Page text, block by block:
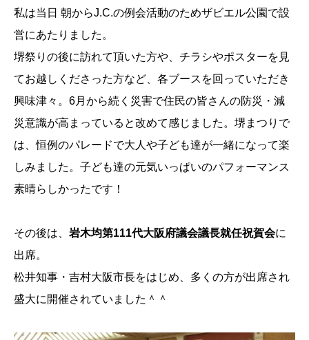
私は当日 朝からJ.C.の例会活動のためザビエル公園で設
営にあたりました。
堺祭りの後に訪れて頂いた方や、チラシやポスターを見
てお越しくださった方など、各ブースを回っていただき
興味津々。6月から続く災害で住民の皆さんの防災・減
災意識が高まっていると改めて感じました。堺まつりで
は、恒例のパレードで大人や子ども達が一緒になって楽
しみました。子ども達の元気いっぱいのパフォーマンス
素晴らしかったです！
その後は、 岩木均第111代大阪府議会議長就任祝賀会に
出席。
松井知事・吉村大阪市長をはじめ、多くの方が出席され
盛大に開催されていました＾＾